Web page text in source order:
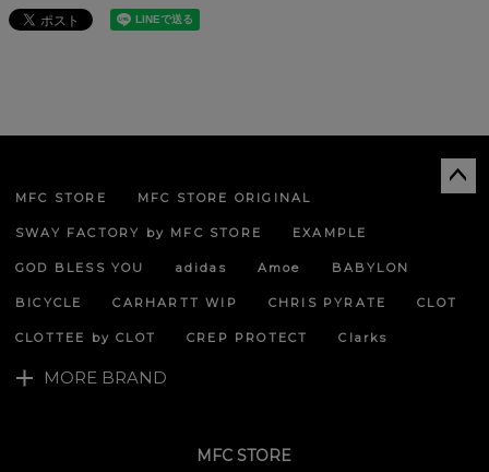
MFC STORE MFC STORE ORIGINAL
SWAY FACTORY by MFC STORE EXAMPLE
GOD BLESS YOU adidas Amoe BABYLON
BICYCLE CARHARTT WIP CHRIS PYRATE CLOT
CLOTTEE by CLOT CREP PROTECT Clarks
MORE BRAND
MFC STORE